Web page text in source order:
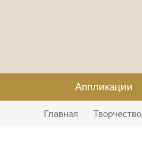
Аппликации
Главная Творчество